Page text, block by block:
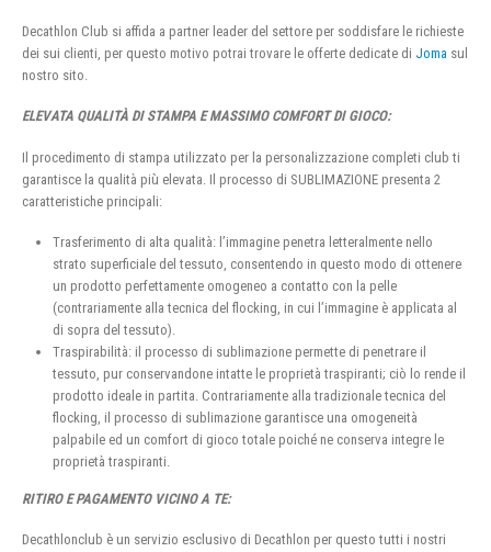
Decathlon Club si affida a partner leader del settore per soddisfare le richieste
dei sui clienti, per questo motivo potrai trovare le offerte dedicate di Joma sul
nostro sito.
ELEVATA QUALITÀ DI STAMPA E MASSIMO COMFORT DI GIOCO:
Il procedimento di stampa utilizzato per la personalizzazione completi club ti
garantisce la qualità più elevata. Il processo di SUBLIMAZIONE presenta 2
caratteristiche principali:
Trasferimento di alta qualità: l’immagine penetra letteralmente nello
strato superficiale del tessuto, consentendo in questo modo di ottenere
un prodotto perfettamente omogeneo a contatto con la pelle
(contrariamente alla tecnica del flocking, in cui l’immagine è applicata al
di sopra del tessuto).
Traspirabilità: il processo di sublimazione permette di penetrare il
tessuto, pur conservandone intatte le proprietà traspiranti; ciò lo rende il
prodotto ideale in partita. Contrariamente alla tradizionale tecnica del
flocking, il processo di sublimazione garantisce una omogeneità
palpabile ed un comfort di gioco totale poiché ne conserva integre le
proprietà traspiranti.
RITIRO E PAGAMENTO VICINO A TE:
Decathlonclub è un servizio esclusivo di Decathlon per questo tutti i nostri